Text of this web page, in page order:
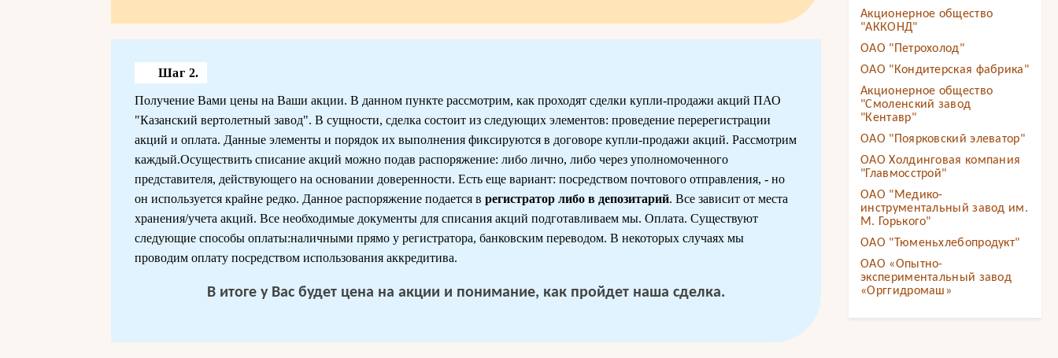
Шаг 2.
Получение Вами цены на Ваши акции. В данном пункте рассмотрим, как проходят сделки купли-продажи акций ПАО
"Казанский вертолетный завод". В сущности, сделка состоит из следующих элементов: проведение перерегистрации
акций и оплата. Данные элементы и порядок их выполнения фиксируются в договоре купли-продажи акций. Рассмотрим
каждый.Осуществить списание акций можно подав распоряжение: либо лично, либо через уполномоченного
представителя, действующего на основании доверенности. Есть еще вариант: посредством почтового отправления, - но
он используется крайне редко. Данное распоряжение подается в регистратор либо в депозитарий. Все зависит от места
хранения/учета акций. Все необходимые документы для списания акций подготавливаем мы. Оплата. Существуют
следующие способы оплаты:наличными прямо у регистратора, банковским переводом. В некоторых случаях мы
проводим оплату посредством использования аккредитива.
В итоге у Вас будет цена на акции и понимание, как пройдет наша сделка.
Акционерное общество
"АККОНД"
ОАО "Петрохолод"
ОАО "Кондитерская фабрика"
Акционерное общество
"Смоленский завод
"Кентавр"
ОАО "Поярковский элеватор"
ОАО Холдинговая компания
"Главмосстрой"
ОАО "Медико-
инструментальный завод им.
М. Горького"
ОАО "Тюменьхлебопродукт"
ОАО «Опытно-
экспериментальный завод
«Орггидромаш»